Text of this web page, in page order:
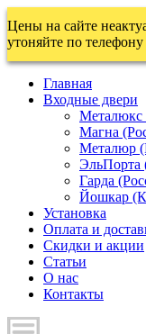
Цены на сайте
утоняйте по
Главная
Входные двери
Металюкс
Магна
Металюр
ЭльПорта
Гарда
Йошкар
Установка
Оплата и
Скидки и акции
Статьи
О нас
Контакты